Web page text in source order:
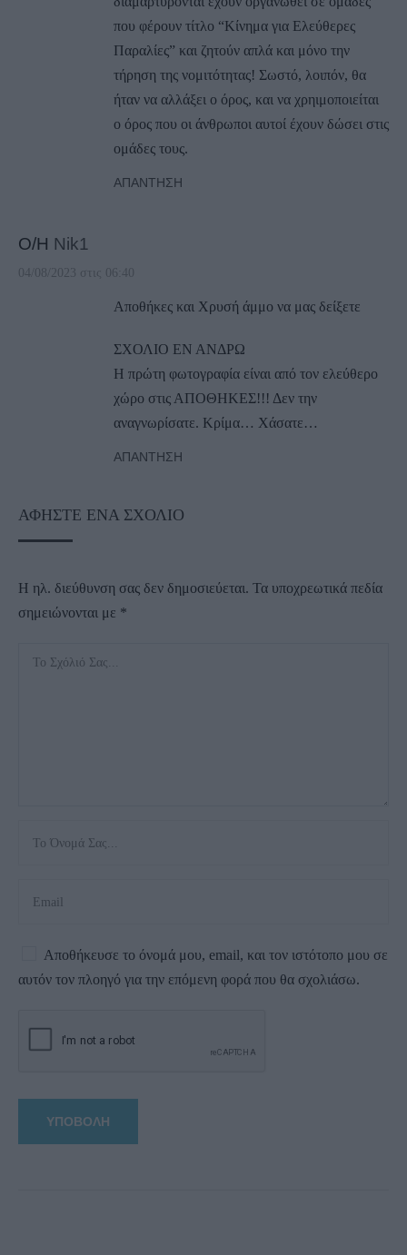
που φέρουν τίτλο “Κίνημα για Ελεύθερες
Παραλίες” και ζητούν απλά και μόνο την
τήρηση της νομιτότητας! Σωστό, λοιπόν, θα
ήταν να αλλάξει ο όρος, και να χρηιμοποιείται
ο όρος που οι άνθρωποι αυτοί έχουν δώσει στις
ομάδες τους.
ΑΠΆΝΤΗΣΗ
Ο/Η Nik1
04/08/2023 στις 06:40
Αποθήκες και Χρυσή άμμο να μας δείξετε
ΣΧΟΛΙΟ ΕΝ ΑΝΔΡΩ
Η πρώτη φωτογραφία είναι από τον ελεύθερο
χώρο στις ΑΠΟΘΗΚΕΣ!!! Δεν την
αναγνωρίσατε. Κρίμα… Χάσατε…
ΑΠΆΝΤΗΣΗ
ΑΦΉΣΤΕ ΈΝΑ ΣΧΌΛΙΟ
Η ηλ. διεύθυνση σας δεν δημοσιεύεται. Τα υποχρεωτικά πεδία
σημειώνονται με *
Αποθήκευσε το όνομά μου, email, και τον ιστότοπο μου σε
αυτόν τον πλοηγό για την επόμενη φορά που θα σχολιάσω.